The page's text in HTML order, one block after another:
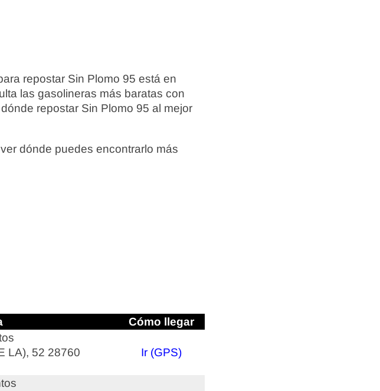
repostar Sin Plomo 95 está en
las gasolineras más baratas con
repostar Sin Plomo 95 al mejor
dónde puedes encontrarlo más
Cómo llegar
LA), 52 28760
Ir (GPS)